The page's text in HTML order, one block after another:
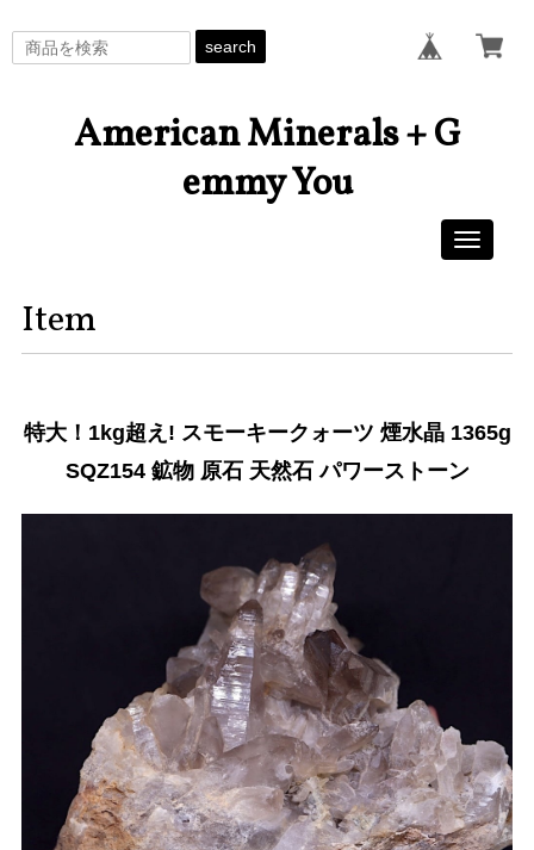
search
American Minerals + G
emmy You
Toggle
Item
特大！1kg超え! スモーキークォーツ 煙水晶 1365g
SQZ154 鉱物 原石 天然石 パワーストーン